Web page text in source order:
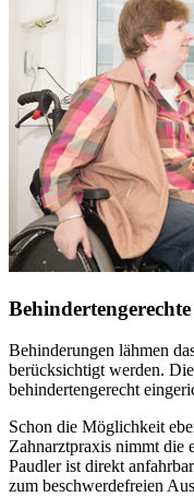
Behinderungen lähmen
berücksichtigt werden.
behindertengerecht
Schon die Möglichkeit
Zahnarztpraxis nimmt die
Paudler ist direkt
zum beschwerdefreien